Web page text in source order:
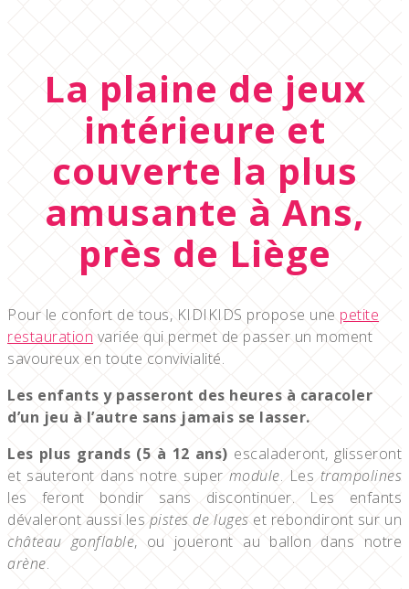
La plaine de jeux
intérieure et
couverte la plus
amusante à Ans,
près de Liège
Pour le confort de tous, KIDIKIDS propose une petite
restauration variée qui permet de passer un moment
savoureux en toute convivialité.
Les enfants y passeront des heures à caracoler
d’un jeu à l’autre sans jamais se lasser.
Les plus grands (5 à 12 ans) escaladeront, glisseront
et sauteront dans notre super module. Les trampolines
les feront bondir sans discontinuer. Les enfants
dévaleront aussi les pistes de luges et rebondiront sur un
château gonflable, ou joueront au ballon dans notre
arène.